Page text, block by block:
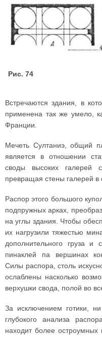
Рис. 74
Встречаются здания, в
применена так же умело,
Франции.
Мечеть Султаниэ, общий
является в отношении
своды высоких галерей
превращая стены галерей в
Распор этого большого
подпружных арках,
на углы здания. Чтобы
их нагрузили тяжестью
дополнительного груза и
пинаклей па вершинах
Силы распора, столь
ослаблены насколько
верхушки свода, полой во
За исключением готики,
глубокого анализа
находит более